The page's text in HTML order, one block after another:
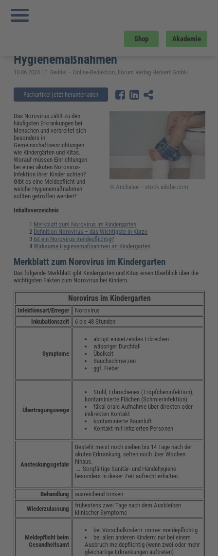
Shop Akademie
Sie sind hier:
Norovirus im Kindergarten? – Meldepflicht und Hygienemaßnahmen
Was tun bei Norovirus im
Kindergarten? – Meldepflicht und
Hygienemaßnahmen
10.06.2024 | T. Reddel – Online-Redaktion, Forum Verlag Herkert GmbH
Fachartikel jetzt herunterladen
© Anchalee – stock.adobe.com
Das Norovirus zählt zu den
häufigsten Erkrankungen bei
Menschen und verbreitet sich
besonders in
Gemeinschaftseinrichtungen
wie Kindergärten und Kitas.
Worauf müssen Einrichtungen
bei einer akuten Norovirus-
Infektion ihrer Kinder achten?
Gibt es eine Meldepflicht und
welche Hygienemaßnahmen
sollten getroffen werden?
Inhaltsverzeichnis
Merkblatt zum Norovirus im Kindergarten
Definition Norovirus – das Wichtigste in Kürze
Ist ein Norovirus meldepflichtig?
Wirksame Hygienemaßnahmen im Kindergarten
Merkblatt zum Norovirus im Kindergarten
Das folgende Merkblatt gibt Kindergärten und Kitas einen Überblick über die
wichtigsten Fakten zum Norovirus bei Kindern.
Norovirus im Kindergarten
Infektionsart/Erreger
Norovirus
Inkubationszeit
6 bis 48 Stunden
Symptome
abrupt einsetzendes Erbrechen
wässriger Durchfall
Übelkeit
Bauchschmerzen
ggf. Fieber
Übertragungswege
Stuhl, Erbrochenes (Tröpfcheninfektion),
kontaminierte Flächen (Schmierinfektion)
fäkal-orale Aufnahme über direkten oder
indirekten Kontakt
kontaminierte Raumluft
Kontakt mit infizierten Personen
Ansteckungsgefahr
Besteht meist noch sieben bis 14 Tage nach der
akuten Erkrankung, selten noch über Wochen
hinaus.
→ Sorgfältige Sanitär- und Händehygiene
besonders in dieser Zeit aufrecht erhalten.
Behandlung
ausreichend trinken
Wiederzulassung
frühestens zwei Tage nach dem Ausbleiben
klinischer Symptome
Meldepflicht beim
Gesundheitsamt
bei Vorschulkindern: immer meldepflichtig
bei allen anderen Kindern: nur bei einem
Ausbruch meldepflichtig (wenn zwei oder mehr
gleichartige Erkrankungen auftreten)